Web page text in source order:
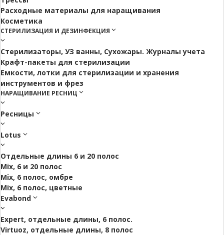
Расходные материалы для наращивания
Косметика
СТЕРИЛИЗАЦИЯ И ДЕЗИНФЕКЦИЯ
Стерилизаторы, УЗ ванны, Сухожары. Журналы учета
Крафт-пакеты для стерилизации
Емкости, лотки для стерилизации и хранения
инструментов и фрез
НАРАЩИВАНИЕ РЕСНИЦ
Ресницы
Lotus
Отдельные длины 6 и 20 полос
Mix, 6 и 20 полос
Mix, 6 полос, омбре
Mix, 6 полос, цветные
Evabond
Expert, отдельные длины, 6 полос.
Virtuoz, отдельные длины, 8 полос